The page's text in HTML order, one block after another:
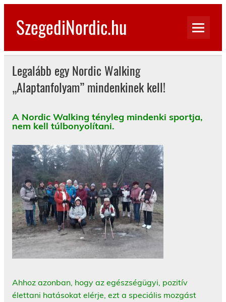
Skip
contentSzegediNordic.hu
Legalább egy Nordic Walking
„Alaptanfolyam” mindenkinek kell!
A Nordic Walking tényleg mindenki sportja,
nem kell túlbonyolítani.
Ahhoz azonban, hogy az egészségügyi, pozitív
élettani hatásokat elérje, ezt a speciális mozgást